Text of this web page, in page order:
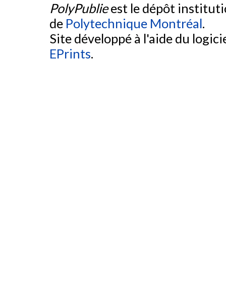
PolyPublieest le dépôt
de Polytechnique Montréal.
Site développé à l'aide du
EPrints.